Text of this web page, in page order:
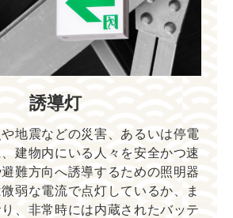
誘導灯
地震などの災害、あるいは停電
建物内にいる人々を安全かつ速
難方向へ誘導するための照明器
弱な電流で点灯しているか、ま
、非常時には内蔵されたバッテ